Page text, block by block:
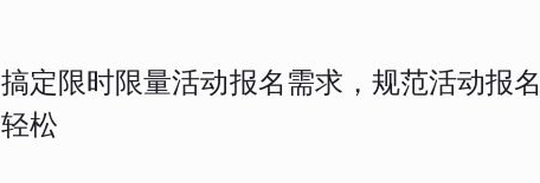
搞定限时限量活动报名需求，规范活动报
轻松